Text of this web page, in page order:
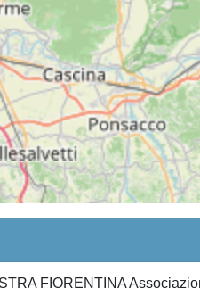
FIORENTINA